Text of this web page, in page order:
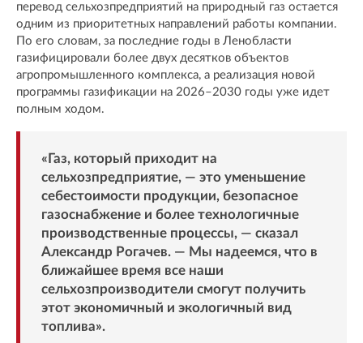
перевод сельхозпредприятий на природный газ остается
одним из приоритетных направлений работы компании.
По его словам, за последние годы в Ленобласти
газифицировали более двух десятков объектов
агропромышленного комплекса, а реализация новой
программы газификации на 2026–2030 годы уже идет
полным ходом.
«Газ, который приходит на
сельхозпредприятие, — это уменьшение
себестоимости продукции, безопасное
газоснабжение и более технологичные
производственные процессы, — сказал
Александр Рогачев. — Мы надеемся, что в
ближайшее время все наши
сельхозпроизводители смогут получить
этот экономичный и экологичный вид
топлива».